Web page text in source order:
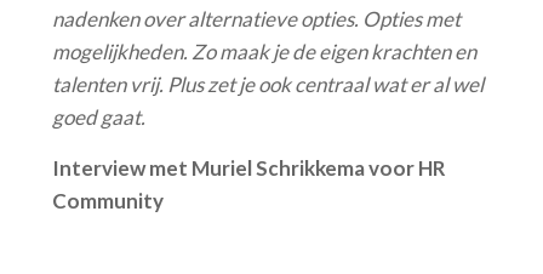
nadenken over alternatieve opties. Opties met
mogelijkheden. Zo maak je de eigen krachten en
talenten vrij. Plus zet je ook centraal wat er al wel
goed gaat.
Interview met Muriel Schrikkema voor HR
Community